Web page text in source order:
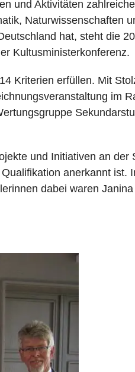
und Aktivitäten
Naturwissenschaften
hat, steht die
Kultusministerkonferenz.
Kriterien erfüllen. Mit
im
und Initiativen an der
anerkannt ist.
dabei waren